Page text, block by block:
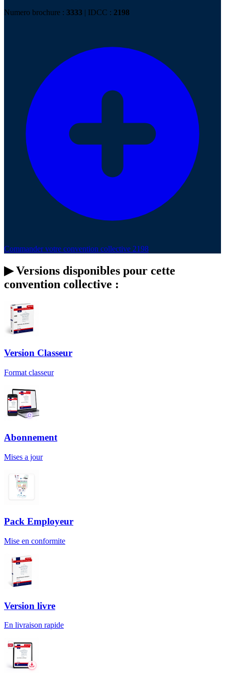
Numero brochure : 3333 | IDCC : 2198
Commander votre convention collective 2198
▶Versions disponibles pour cette
convention collective :
Version Classeur
Format classeur
Abonnement
Mises a jour
Pack Employeur
Mise en conformite
Version livre
En livraison rapide